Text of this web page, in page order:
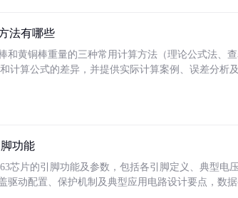
法有哪些
和黄铜棒重量的三种常用计算方法（理论公式法、
和计算公式的差异，并提供实际计算案例、误差分析
功能
芯片的引脚功能及参数，包括各引脚定义、典型电
驱动配置、保护机制及典型应用电路设计要点，数